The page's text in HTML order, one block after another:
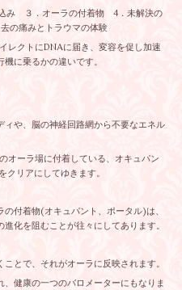
み ３．オーラの付着物 4．未解決の
の痛みとトラウマの体験
レクトにDNAに届き、変容を促し加速
に乗るかの違いです。
や、脳の神経回路網から不要なエネル
オーラ場に付着している、オキュパン
クリアにしてゆきます。
付着物(オキュパント、ポータル)は、
化を阻むことが往々にしてあります。
とで、それがオーラに反映されます。
健康の一つのバロメーターにもなりま